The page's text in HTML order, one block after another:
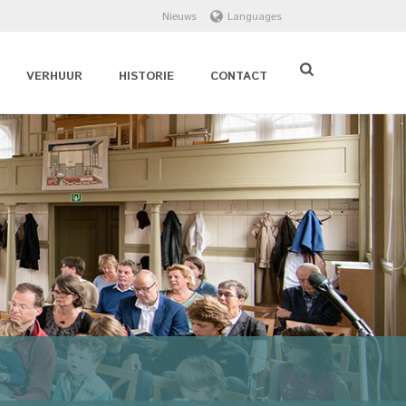
Nieuws Languages
VERHUUR HISTORIE CONTACT